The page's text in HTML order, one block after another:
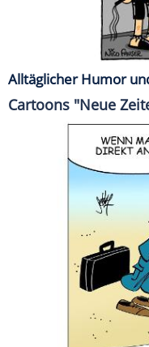
Alltäglicher Humor
Cartoons "Neue